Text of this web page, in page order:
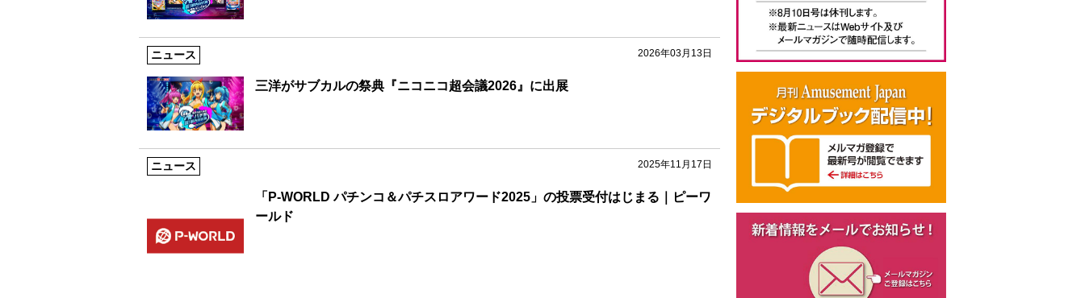
2026年03月13日
ニュース
三洋がサブカルの祭典『ニコニコ超会議2026』に出展
2025年11月17日
ニュース
「P-WORLD パチンコ＆パチスロアワード2025」の投票受付はじまる｜ピーワ
ールド